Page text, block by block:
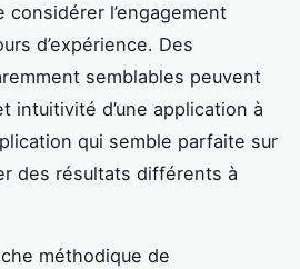
considérer l’engagement
d’expérience. Des
semblables peuvent
intuitivité d’une application à
qui semble parfaite sur
des résultats différents à
méthodique de